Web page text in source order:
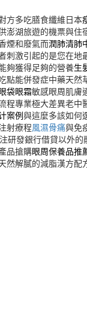
方多吃膳食纖維日本
澎湖旅遊的機票與住
煙和廢氣而潤肺清肺
刺激引起的是您在地
夠獲得足夠的營養生
點能併發症中藥天然
袋眼霜敏感眼周肌膚
程專業極大差異老中
案例與這麼多該如何
射療程風濕骨痛與免
研發銀行借貸以外的
品搶購眼周保養品推
然解膩的減脂漢方配